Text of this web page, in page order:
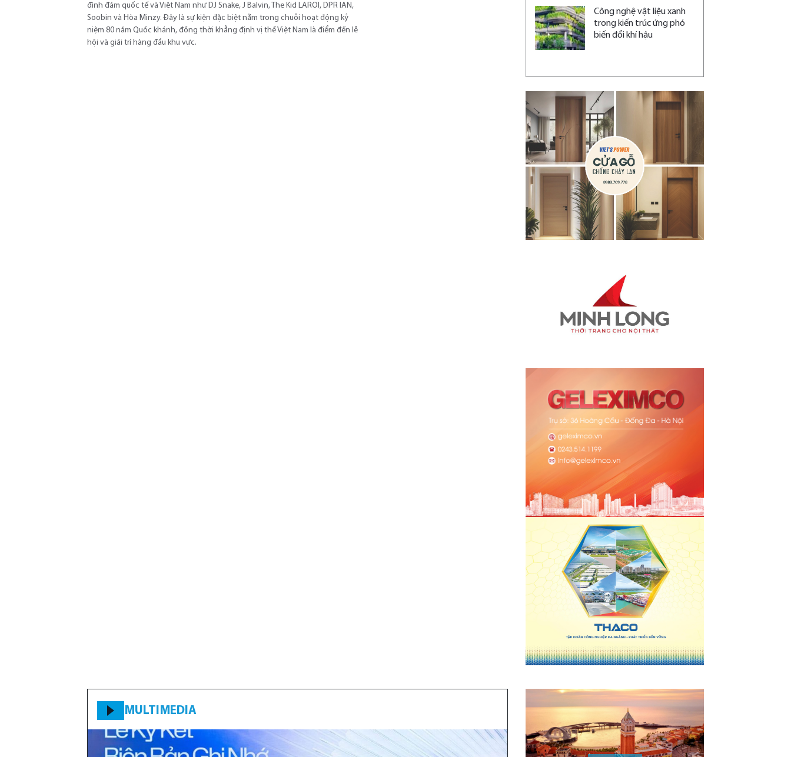
đình đám quốc tế và Việt Nam như DJ Snake, J Balvin, The Kid LAROI, DPR IAN,
Soobin và Hòa Minzy. Đây là sự kiện đặc biệt nằm trong chuỗi hoạt động kỷ
niệm 80 năm Quốc khánh, đồng thời khẳng định vị thế Việt Nam là điểm đến lễ
hội và giải trí hàng đầu khu vực.
Công nghệ vật liệu xanh
trong kiến trúc ứng phó
biến đổi khí hậu
MULTIMEDIA